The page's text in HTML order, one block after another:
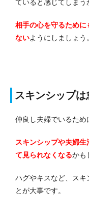
ていると感じてしまう
相手の心を守るため
ないようにしましょう。
スキンシップ
仲良し夫婦でいるため
スキンシップや夫婦
て見られなくなるかも
ハグやキスなど、スキ
とが大事です。